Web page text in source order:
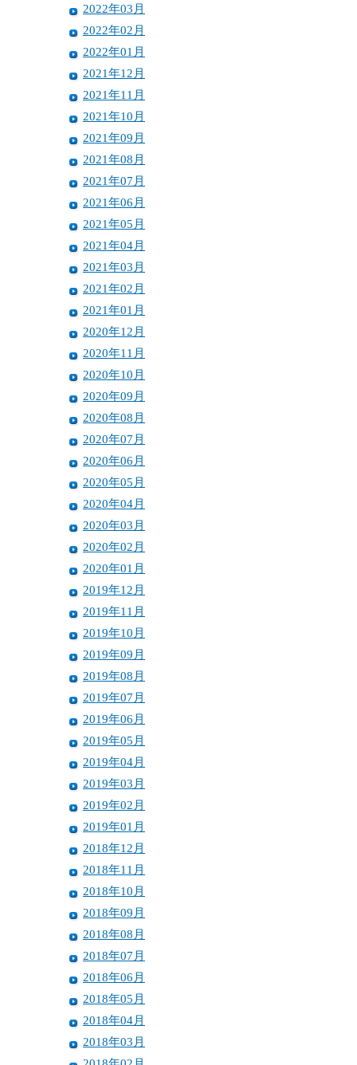
2022年03月
2022年02月
2022年01月
2021年12月
2021年11月
2021年10月
2021年09月
2021年08月
2021年07月
2021年06月
2021年05月
2021年04月
2021年03月
2021年02月
2021年01月
2020年12月
2020年11月
2020年10月
2020年09月
2020年08月
2020年07月
2020年06月
2020年05月
2020年04月
2020年03月
2020年02月
2020年01月
2019年12月
2019年11月
2019年10月
2019年09月
2019年08月
2019年07月
2019年06月
2019年05月
2019年04月
2019年03月
2019年02月
2019年01月
2018年12月
2018年11月
2018年10月
2018年09月
2018年08月
2018年07月
2018年06月
2018年05月
2018年04月
2018年03月